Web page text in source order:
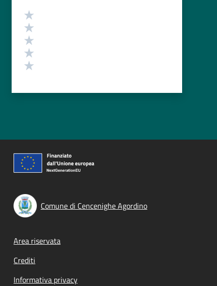
Valutazione
Comune di Cencenighe Agordino
Footer menu
Area riservata
Crediti
Informativa privacy